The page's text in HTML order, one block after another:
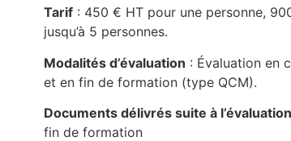
Tarif : 450 € HT pour une personne,
jusqu’à 5 personnes.
Modalités d’évaluation : Évaluation en
et en fin de formation (type QCM).
Documents délivrés suite à
fin de formation